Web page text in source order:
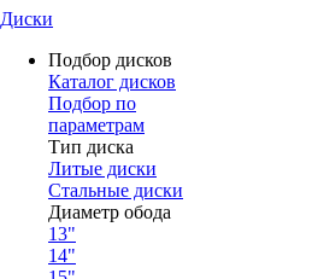
Диски
Подбор дисков
Каталог дисков
Подбор по
параметрам
Тип диска
Литые диски
Стальные диски
Диаметр обода
13"
14"